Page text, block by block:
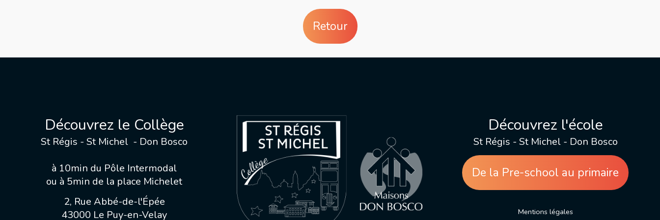
Retour
Découvrez le Collège
St Régis - St Michel - Don Bosco
à 10min du Pôle Intermodal
ou à 5min de la place Michelet
2, Rue Abbé-de-l'Épée
43000 Le Puy-en-Velay
Découvrez l'école
St Régis - St Michel - Don Bosco
De la Pre-school au primaire
Mentions légales